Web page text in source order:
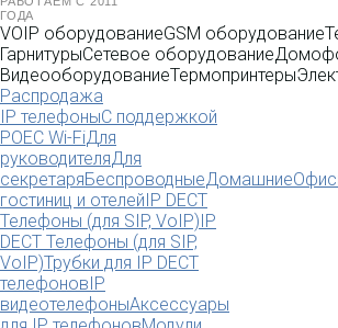
ГОДА
VOIP оборудованиеGSM оборудование
ГарнитурыСетевое оборудование
ВидеооборудованиеТермопринтеры
Распродажа
IP телефоныС поддержкой
POEC Wi-FiДля
руководителяДля
секретаряБеспроводныеДомашние
гостиниц и отелейIP DECT
Телефоны (для SIP, VoIP)IP
DECT Телефоны (для SIP,
VoIP)Трубки для IP DECT
телефоновIP
видеотелефоныАксессуары